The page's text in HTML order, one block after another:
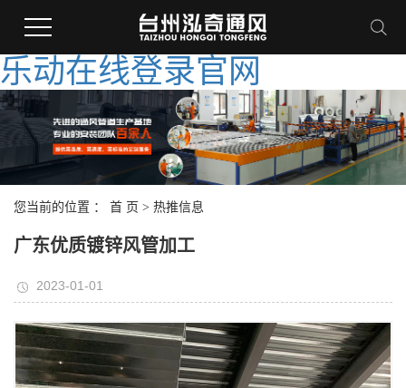
乐动在线登录官网
您当前的位置 ： 首 页 > 热推信息
广东优质镀锌风管加工
2023-01-01